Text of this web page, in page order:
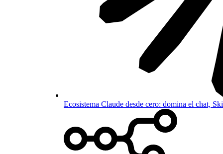
Ecosistema Claude desde cero: domina el chat,